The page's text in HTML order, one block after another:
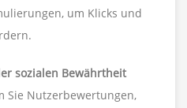
um Klicks und
sozialen Bewährtheit
Sie Nutzerbewertungen,